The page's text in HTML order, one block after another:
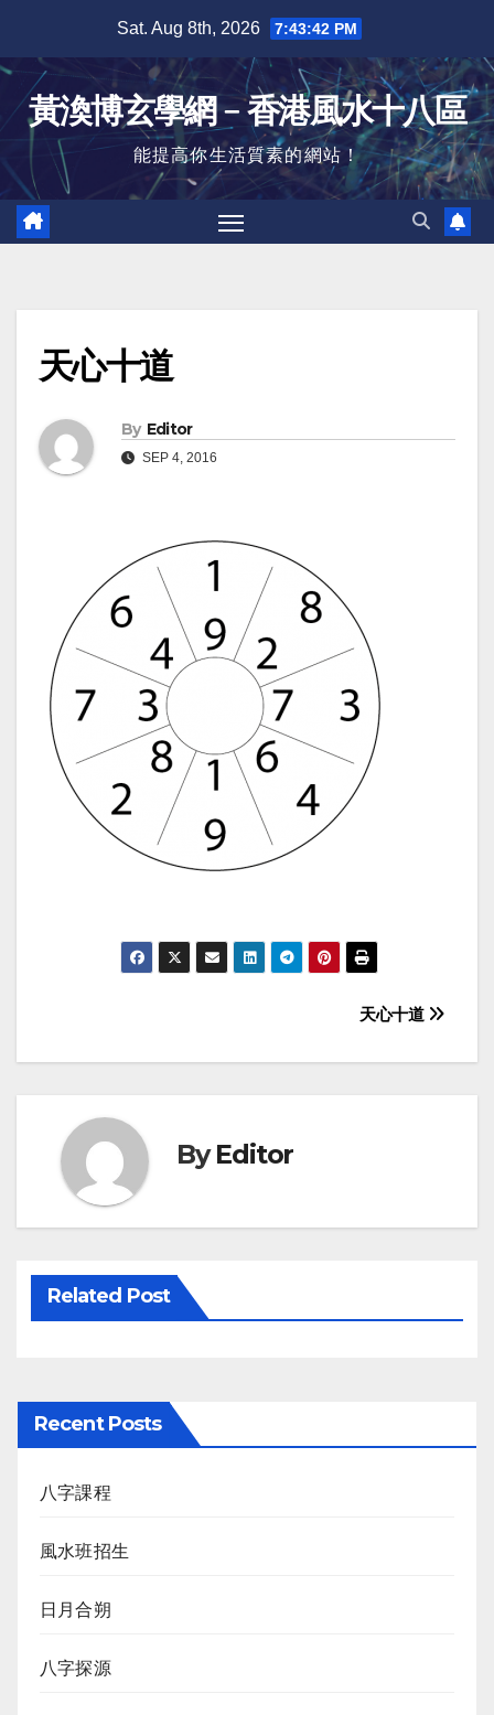
content
Sat. Aug 8th, 2026 7:43:43 PM
黃渙博玄學網﹣香港風水十八區
能提高你生活質素的網站！
天心十道
By Editor
SEP 4, 2016
navigation
天心十道
ByEditor
Related Post
Recent Posts
八字課程
風水班招生
日月合朔
八字探源